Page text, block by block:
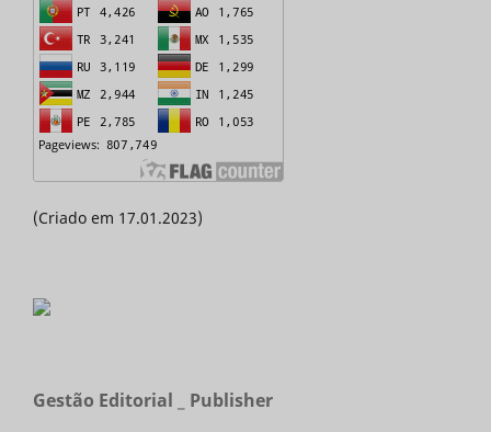
(Criado em 17.01.2023)
Gestão Editorial _ Publisher